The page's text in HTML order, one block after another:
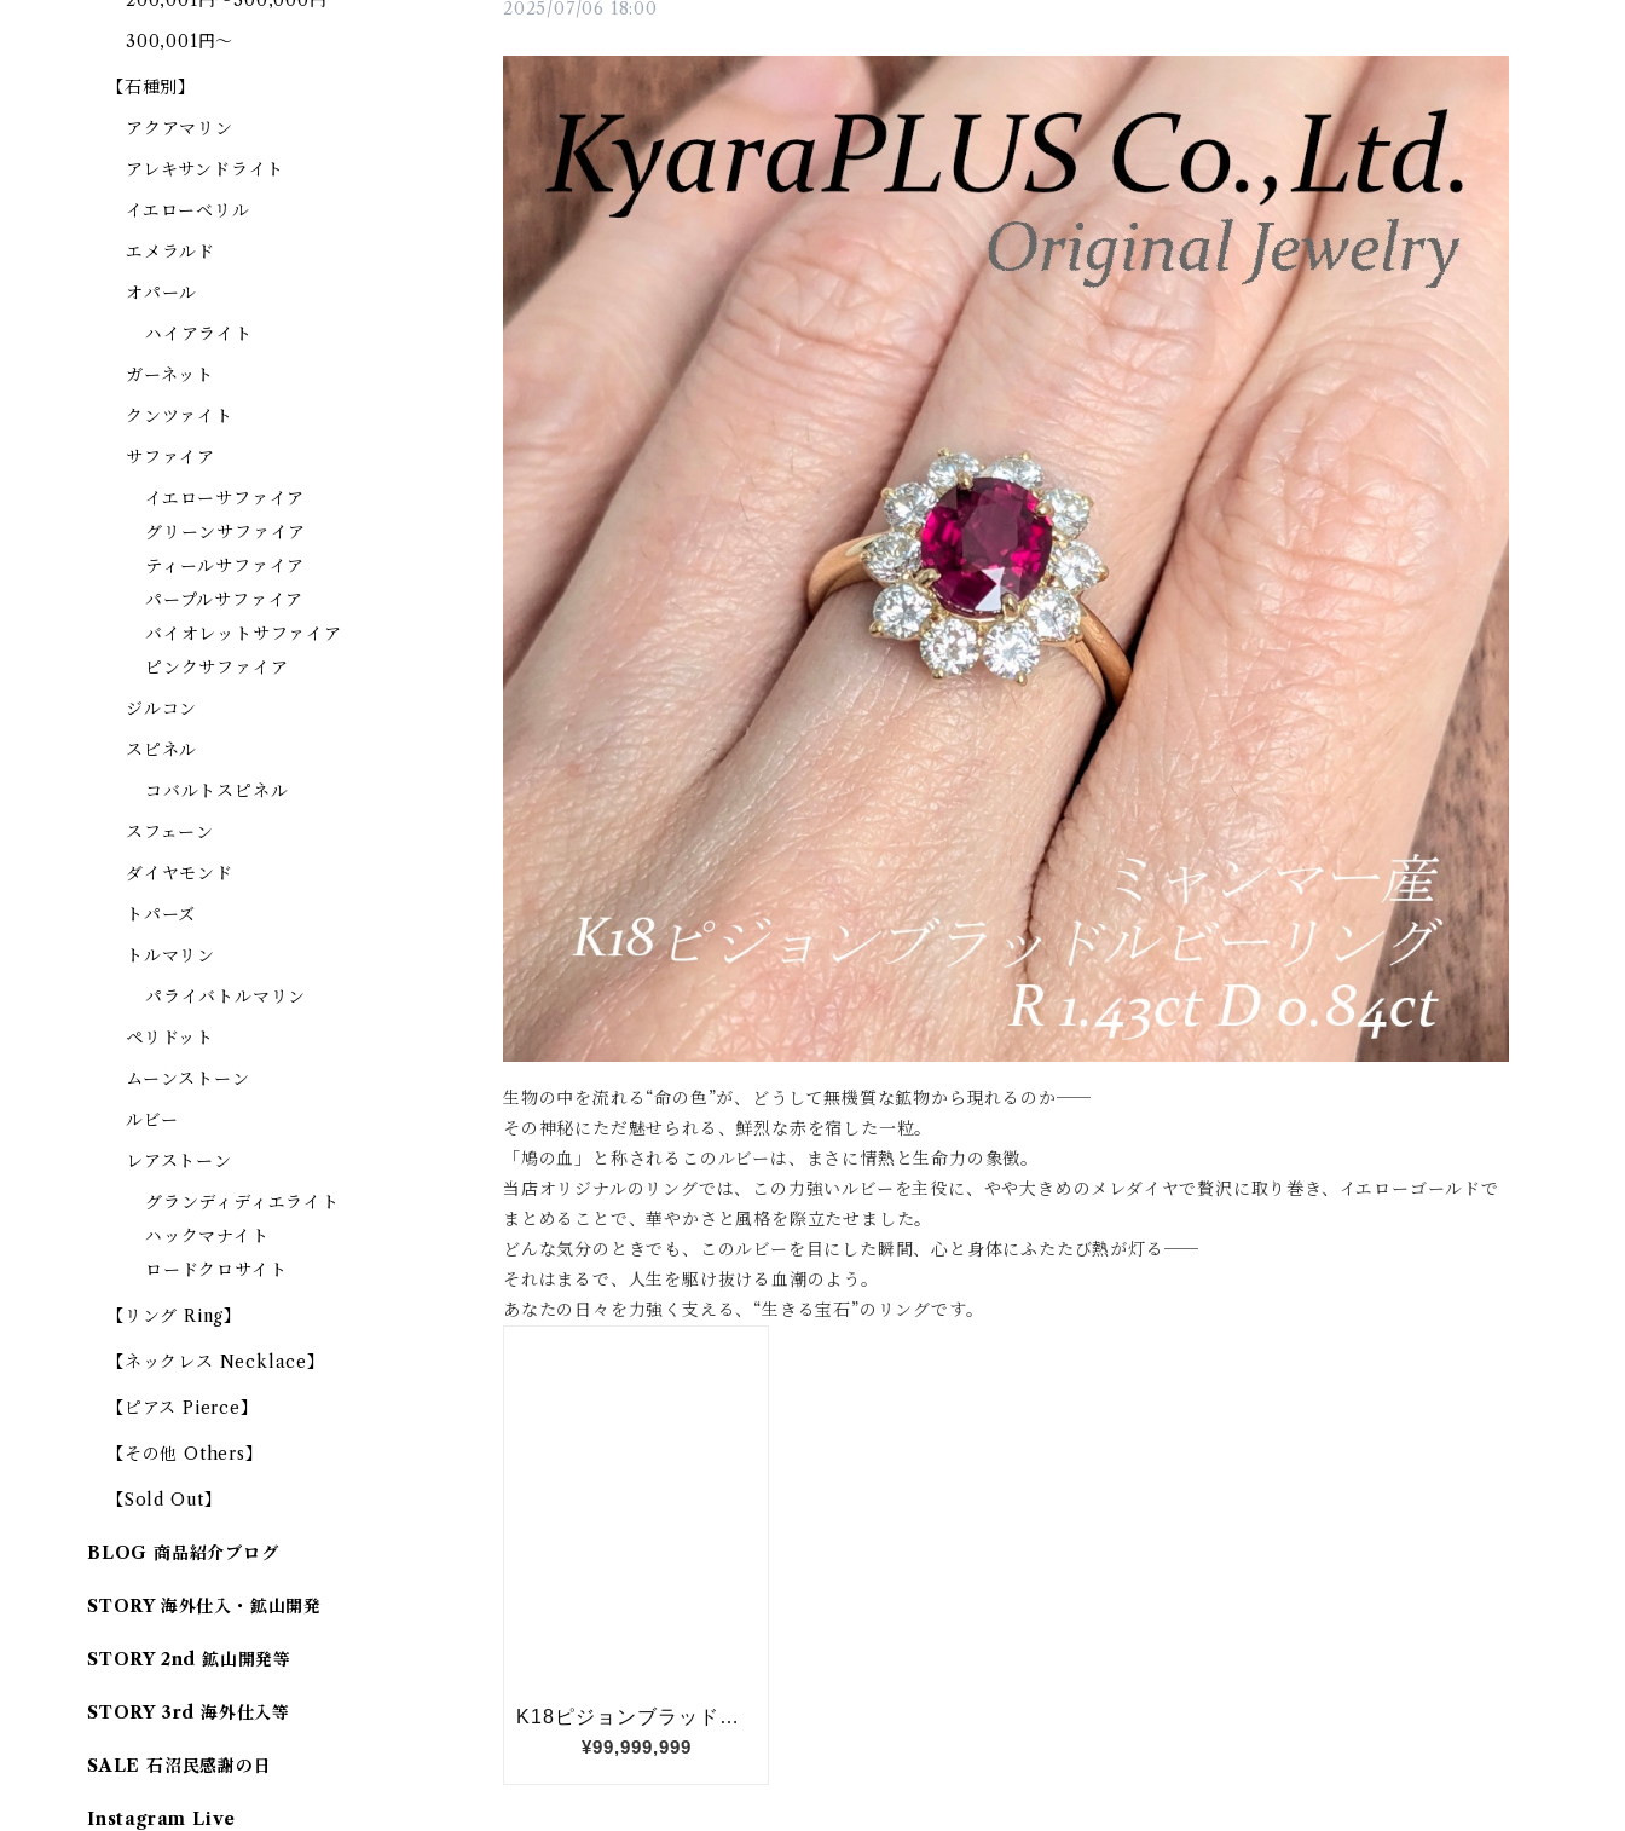
2025/07/06 18:00
生物の中を流れる“命の色”が、どうして無機質な鉱物から現れるのか──
その神秘にただ魅せられる、鮮烈な赤を宿した一粒。
「鳩の血」と称されるこのルビーは、まさに情熱と生命力の象徴。
当店オリジナルのリングでは、この力強いルビーを主役に、やや大きめのメレダイヤで贅沢に取り巻き、イエローゴールドで
まとめることで、華やかさと風格を際立たせました。
どんな気分のときでも、このルビーを目にした瞬間、心と身体にふたたび熱が灯る──
それはまるで、人生を駆け抜ける血潮のよう。
あなたの日々を力強く支える、“生きる宝石”のリングです。
300,001円～
【石種別】
アクアマリン
アレキサンドライト
イエローベリル
エメラルド
オパール
ハイアライト
ガーネット
クンツァイト
サファイア
イエローサファイア
グリーンサファイア
ティールサファイア
パープルサファイア
バイオレットサファイア
ピンクサファイア
ジルコン
スピネル
コバルトスピネル
スフェーン
ダイヤモンド
トパーズ
トルマリン
パライバトルマリン
ペリドット
ムーンストーン
ルビー
レアストーン
グランディディエライト
ハックマナイト
ロードクロサイト
【リング Ring】
【ネックレス Necklace】
【ピアス Pierce】
【その他 Others】
【Sold Out】
BLOG 商品紹介ブログ
STORY 海外仕入・鉱山開発
STORY 2nd 鉱山開発等
STORY 3rd 海外仕入等
SALE 石沼民感謝の日
Instagram Live